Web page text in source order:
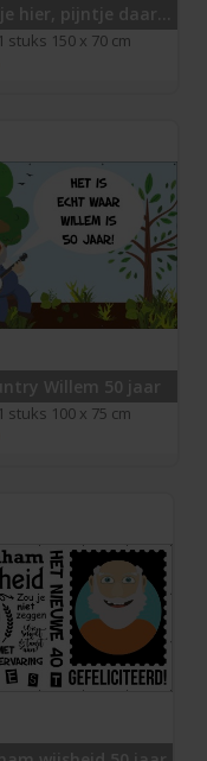
hier, pijntje daar...
1 stuks 150 x 70 cm
Willem 50 jaar
1 stuks 100 x 75 cm